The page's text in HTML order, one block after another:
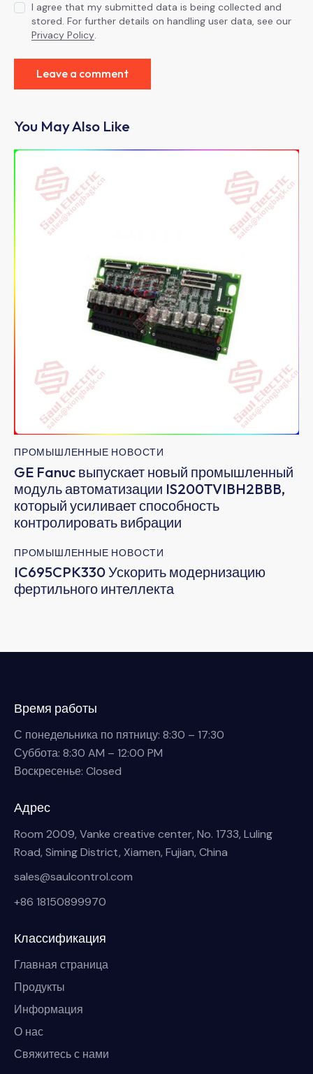
I agree that my submitted data is being collected and
stored. For further details on handling user data, see our
Privacy Policy.
You May Also Like
ПРОМЫШЛЕННЫЕ НОВОСТИ
GE Fanuc выпускает новый промышленный
модуль автоматизации IS200TVIBH2BBB,
который усиливает способность
контролировать вибрации
ПРОМЫШЛЕННЫЕ НОВОСТИ
IC695CPK330 Ускорить модернизацию
фертильного интеллекта
Время работы
С понедельника по пятницу: 8:30 – 17:30
Суббота: 8:30 AM – 12:00 PM
Воскресенье: Closed
Адрес
Room 2009, Vanke creative center, No. 1733, Luling
Road, Siming District, Xiamen, Fujian, China
sales@saulcontrol.com
+86 18150899970
Классификация
Главная страница
Продукты
Информация
О нас
Свяжитесь с нами